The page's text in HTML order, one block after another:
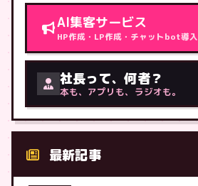
AI集客サービス
HP作成・LP作成・チャットbot導入
社長って、何者？
本も、アプリも、ラジオも。
最新記事